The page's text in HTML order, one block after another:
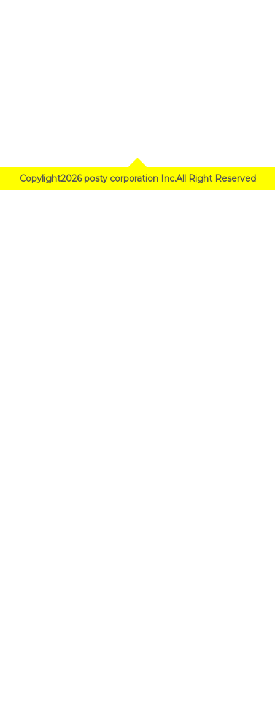
Copylight2026 posty corporation Inc.All Right Reserved